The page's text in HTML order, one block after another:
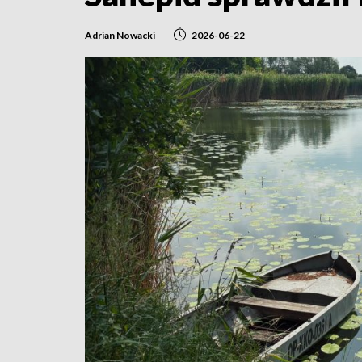
Adrian Nowacki 2026-06-22